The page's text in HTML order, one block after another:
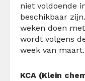
niet voldoende
beschikbaar
weken doen
wordt volgens
week van maart.
KCA (Klein